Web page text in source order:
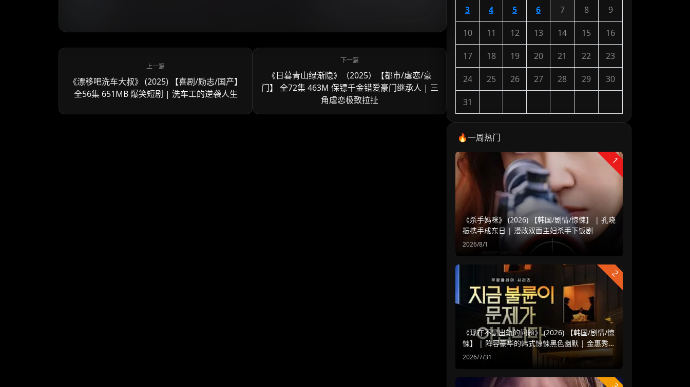
《漂移吧洗车大叔》 (2025) 【喜剧/励志/国产】
全56集 651MB 爆笑短剧 | 洗车工的逆袭人生
《日暮青山绿渐隐》‌（2025）【都市/虐恋/豪
门】 全72集 463M 保镖千金错爱豪门继承人 | 三
角虐恋极致拉扯
3 4 5 6 7 8 9
10 11 12 13 14 15 16
17 18 19 20 21 22 23
24 25 26 27 28 29 30
31
🔥一周热门
1
《杀手妈咪》 (2026) 【韩国/剧情/惊悚】 | 孔晓
振携手成东日 | 漫改双面主妇杀手下饭剧
2026/8/1
2
《现在不是出轨的问题》 (2026) 【韩国/剧情/惊
悚】 | 阵容豪华的韩式惊悚黑色幽默 | 金惠秀 x
赵汝贞强强联手
2026/7/31